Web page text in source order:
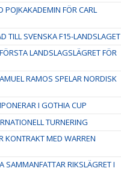
POJKAKADEMIN FÖR CARL
TILL SVENSKA F15-LANDSLAGET
LANDSLAGSLÄGRET FÖR
RAMOS SPELAR NORDISK
I GOTHIA CUP
TURNERING
KONTRAKT MED WARREN
SAMMANFATTAR RIKSLÄGRET I